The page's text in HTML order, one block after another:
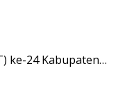
ke-24 Kabupaten…